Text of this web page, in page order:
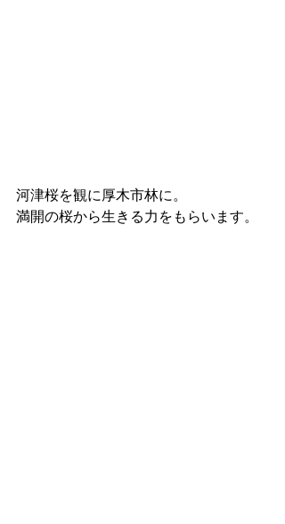
河津桜を観に厚木市林に。
満開の桜から生きる力をもらいます。